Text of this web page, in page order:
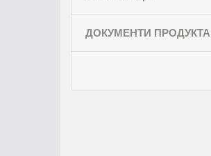
ДОКУМЕНТИ ПРОДУКТА